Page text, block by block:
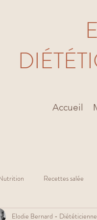
Accueil
Recettes salée
Elodie Bernard -